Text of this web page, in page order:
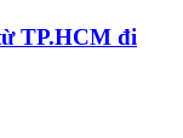
TP.HCM đi